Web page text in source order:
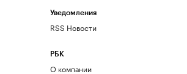
Уведомления
RSS Новости
РБК
О компании